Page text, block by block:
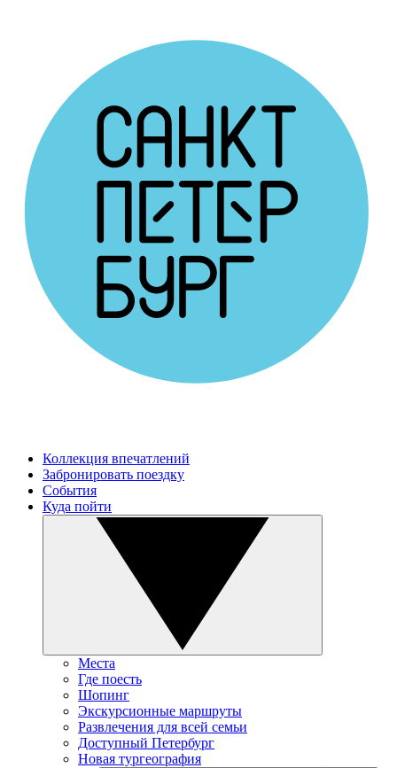
Коллекция впечатлений
Забронировать поездку
События
Куда пойти
Места
Где поесть
Шопинг
Экскурсионные маршруты
Развлечения для всей семьи
Доступный Петербург
Новая тургеография